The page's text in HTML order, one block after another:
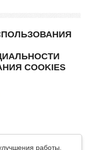
COOKIES
о картошке.работы.